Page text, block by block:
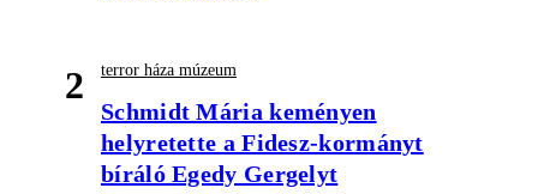
2 terror háza múzeum
Schmidt Mária keményen
helyretette a Fidesz-kormányt
bíráló Egedy Gergelyt